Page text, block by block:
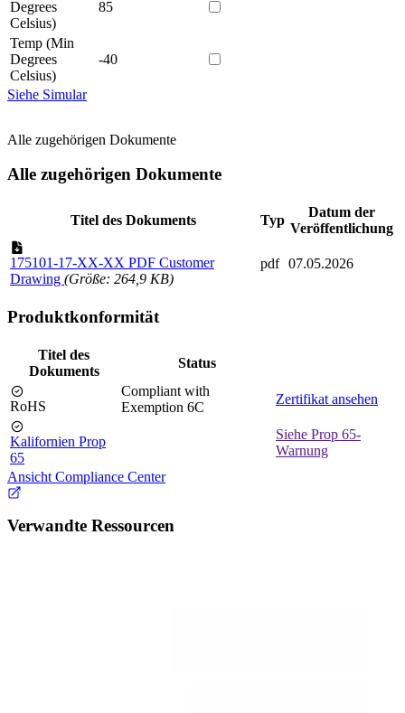
Degrees
Celsius)
85
Temp (Min
Degrees
Celsius)
-40
Siehe Simular
Alle zugehörigen Dokumente
Alle zugehörigen Dokumente
Titel des Dokuments Typ
Datum der
Veröffentlichung
175101-17-XX-XX PDF Customer
Drawing (Größe: 264,9 KB)
pdf 07.05.2026
Produktkonformität
Titel des
Dokuments
Status
RoHS
Compliant with
Exemption 6C
Zertifikat ansehen
Kalifornien Prop
65
Siehe Prop 65-
Warnung
Ansicht Compliance Center
Verwandte Ressourcen